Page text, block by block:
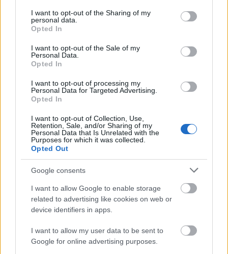
not limited to your visit or usage behaviour. You may click to
grant or deny consent to Google and its third-party tags to
use your data for below specified purposes in below Google
consent section.
I want to opt-out of the Sharing of my
personal data.
Opted In
I want to opt-out of the Sale of my
Personal Data.
Opted In
I want to opt-out of processing my
Personal Data for Targeted Advertising.
Opted In
I want to opt-out of Collection, Use,
Retention, Sale, and/or Sharing of my
Personal Data that Is Unrelated with the
Purposes for which it was collected.
Opted Out
Google consents
I want to allow Google to enable storage
related to advertising like cookies on web or
device identifiers in apps.
I want to allow my user data to be sent to
Google for online advertising purposes.
σε άκρη. Πασπαλίζουμε με αλάτι και πιπέρι και
στρώνουμε στην επιφάνειά του μια φέτα ζαμπόν και
μια φέτα τυρί. Και στη συνέχεια κλείνουμε με
οδοντογλυφίδες. Συνεχίζουμε μέχρι να τελειώσουν
Στη συνέχεια, βάζουμε σε ένα μπολ αλεύρι, σε ένα
ένα άλλο βάζουμε την τριμμένη φρυγανιά.
Πανάρουμε τις φέτες κοτόπουλου πρώτα από το
αλεύρι, ύστερα από το αυγό και ύστερα από την
τριμμένη φρυγανιά.